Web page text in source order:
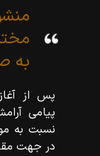
به
پس از
پیامی
نسبت به
در جهت